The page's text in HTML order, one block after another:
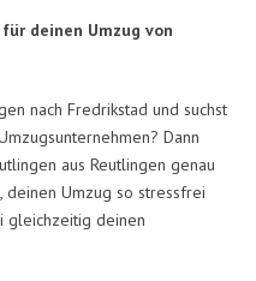
für deinen Umzug von
nach Fredrikstad und suchst
Dann
aus Reutlingen genau
Umzug so stressfrei
gleichzeitig deinen